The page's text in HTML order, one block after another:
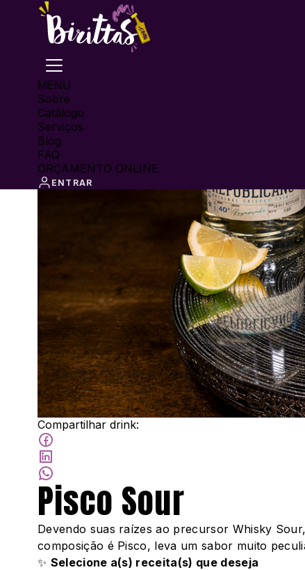
MENU
Sobre
Catálogo
Serviços
Blog
FAQ
ORÇAMENTO ONLINE
ENTRAR
Compartilhar drink:
Pisco Sour
Devendo suas raízes ao precursor Whisky
composição é Pisco, leva um sabor muito
✨ Selecione a(s) receita(s) que deseja